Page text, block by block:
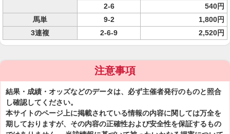
2-6
540円
馬単
9-2
1,800円
3連複
2-6-9 2,520円
注意事項
結果・成績・オッズなどのデータは、必ず主催者発行のものと照合
し確認してください。
本サイトのページ上に掲載されている情報の内容に関しては万全を
期しておりますが、その内容の正確性および安全性を保証するもの